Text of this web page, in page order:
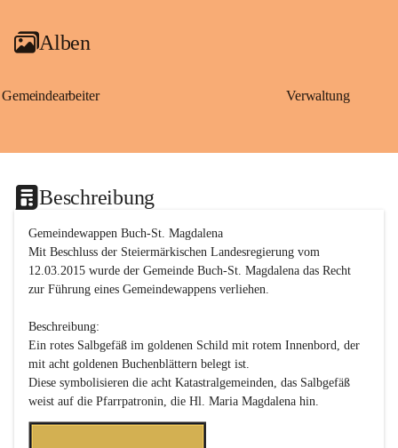
Alben
Gemeindearbeiter Verwaltung
Beschreibung
Gemeindewappen Buch-St. Magdalena
Mit Beschluss der Steiermärkischen Landesregierung vom
12.03.2015 wurde der Gemeinde Buch-St. Magdalena das Recht
zur Führung eines Gemeindewappens verliehen.
Beschreibung:
Ein rotes Salbgefäß im goldenen Schild mit rotem Innenbord, der
mit acht goldenen Buchenblättern belegt ist.
Diese symbolisieren die acht Katastralgemeinden, das Salbgefäß